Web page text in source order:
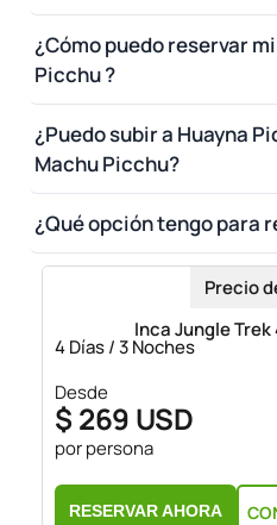
¿Cómo puedo reservar
Picchu ?
¿Puedo subir a Huayna
Machu Picchu?
¿Qué opción tengo para
Precio
Inca Jungle Trek
4 Días / 3 Noches
Desde
$ 269 USD
por persona
RESERVAR AHORA